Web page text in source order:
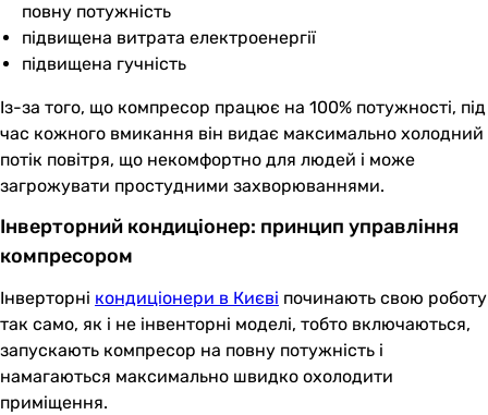
повну потужність
підвищена витрата електроенергії
підвищена гучність
Із-за того, що компресор працює на 100% потужності, під
час кожного вмикання він видає максимально холодний
потік повітря, що некомфортно для людей і може
загрожувати простудними захворюваннями.
Інверторний кондиціонер: принцип управління
компресором
Інверторні кондиціонери в Києві починають свою роботу
так само, як і не інвенторні моделі, тобто включаються,
запускають компресор на повну потужність і
намагаються максимально швидко охолодити
приміщення.